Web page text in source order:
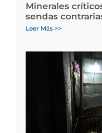
Minerales
sendas
Leer Más >>